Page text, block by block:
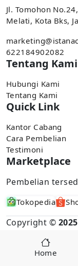
Home
Jl. Tomohon
Melati, Kota Bks,
622184902082
Tentang Kami
Hubungi Kami
Tentang Kami
Quick Link
Kantor Cabang
Cara Pembelian
Testimoni
Marketplace
Pembelian
Tokopedia
Copyright © 2025